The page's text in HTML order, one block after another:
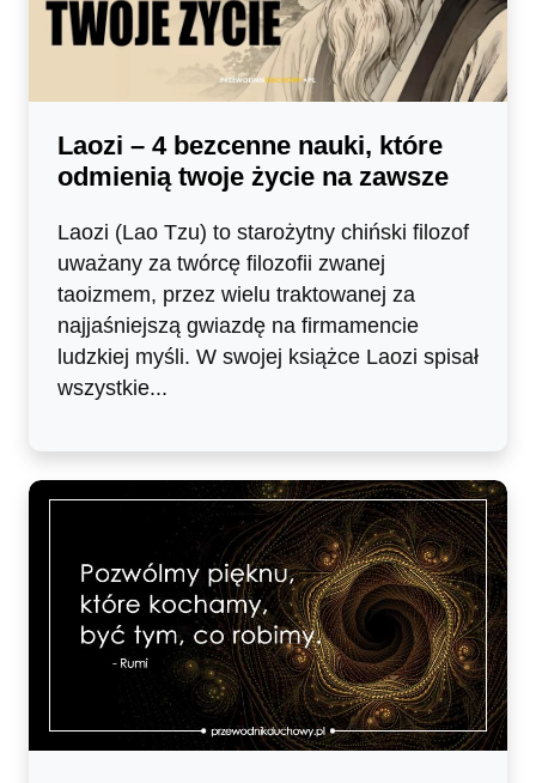
Laozi – 4 bezcenne nauki, które
odmienią twoje życie na zawsze
Laozi (Lao Tzu) to starożytny chiński filozof
uważany za twórcę filozofii zwanej
taoizmem, przez wielu traktowanej za
najjaśniejszą gwiazdę na firmamencie
ludzkiej myśli. W swojej książce Laozi spisał
wszystkie...